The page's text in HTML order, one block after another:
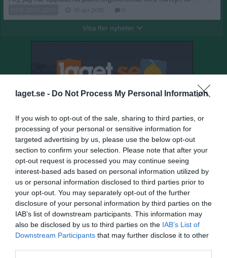
laget.se - Do Not Process My Personal Information
If you wish to opt-out of the sale, sharing to third parties, or
processing of your personal or sensitive information for
targeted advertising by us, please use the below opt-out
section to confirm your selection. Please note that after your
opt-out request is processed you may continue seeing
interest-based ads based on personal information utilized by
us or personal information disclosed to third parties prior to
your opt-out. You may separately opt-out of the further
disclosure of your personal information by third parties on the
IAB’s list of downstream participants. This information may
also be disclosed by us to third parties on the IAB’s List of
Downstream Participants that may further disclose it to other
Visa fler nyheter
Senast uppladdade video